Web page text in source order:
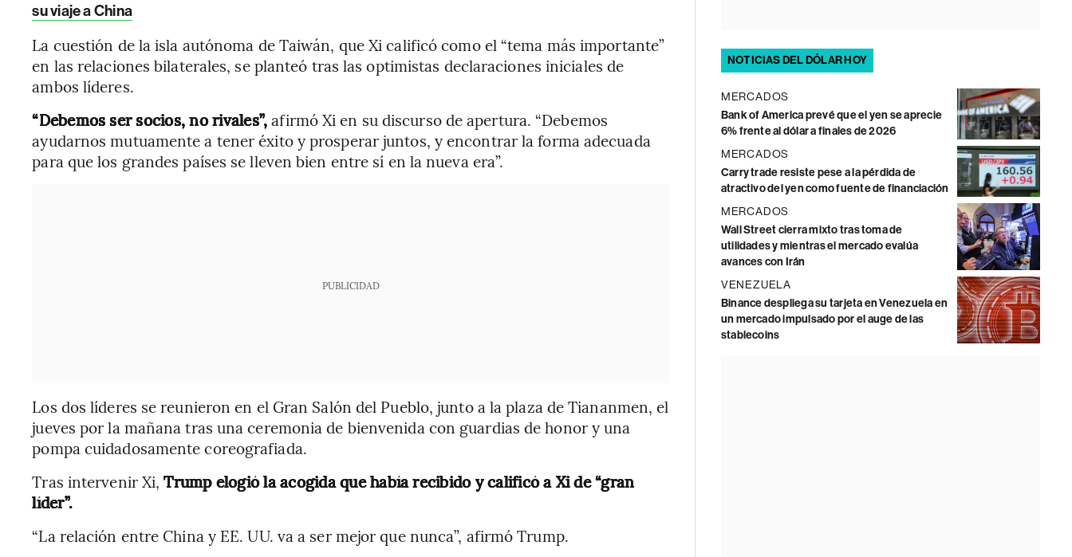
su viaje a China
La cuestión de la isla autónoma de Taiwán, que Xi calificó como el “tema más importante”
en las relaciones bilaterales, se planteó tras las optimistas declaraciones iniciales de
ambos líderes.
“Debemos ser socios, no rivales”,afirmó Xi en su discurso de apertura. “Debemos
ayudarnos mutuamente a tener éxito y prosperar juntos, y encontrar la forma adecuada
para que los grandes países se lleven bien entre sí en la nueva era”.
PUBLICIDAD
Los dos líderes se reunieron en el Gran Salón del Pueblo, junto a la plaza de Tiananmen, el
jueves por la mañana tras una ceremonia de bienvenida con guardias de honor y una
pompa cuidadosamente coreografiada.
Tras intervenir Xi,Trump elogió la acogida que había recibido y calificó a Xi de “gran
líder”.
“La relación entre China y EE. UU. va a ser mejor que nunca”, afirmó Trump.
NOTICIAS DEL DÓLAR HOY
MERCADOS
Bank of America prevé que el yen se aprecie
6% frente al dólar a finales de 2026
MERCADOS
Carry trade resiste pese a la pérdida de
atractivo del yen como fuente de financiación
MERCADOS
Wall Street cierra mixto tras toma de
utilidades y mientras el mercado evalúa
avances con Irán
VENEZUELA
Binance despliega su tarjeta en Venezuela en
un mercado impulsado por el auge de las
stablecoins